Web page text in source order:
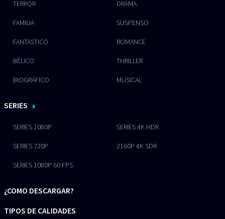
TERROR DRAMA
FAMILIA SUSPENSO
FANTÁSTICO ROMANCE
BÉLICO THRILLER
BIOGRÁFICO MUSICAL
SERIES
SERIES 1080P SERIES 4K HDR
SERIES 720P 2160P 4K SDR
SERIES 1080P 60 FPS
¿COMO DESCARGAR?
TIPOS DE CALIDADES